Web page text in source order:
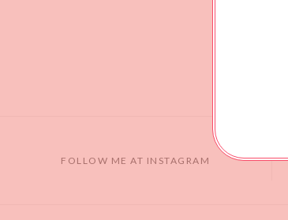
FOLLOW ME AT INSTAGRAM